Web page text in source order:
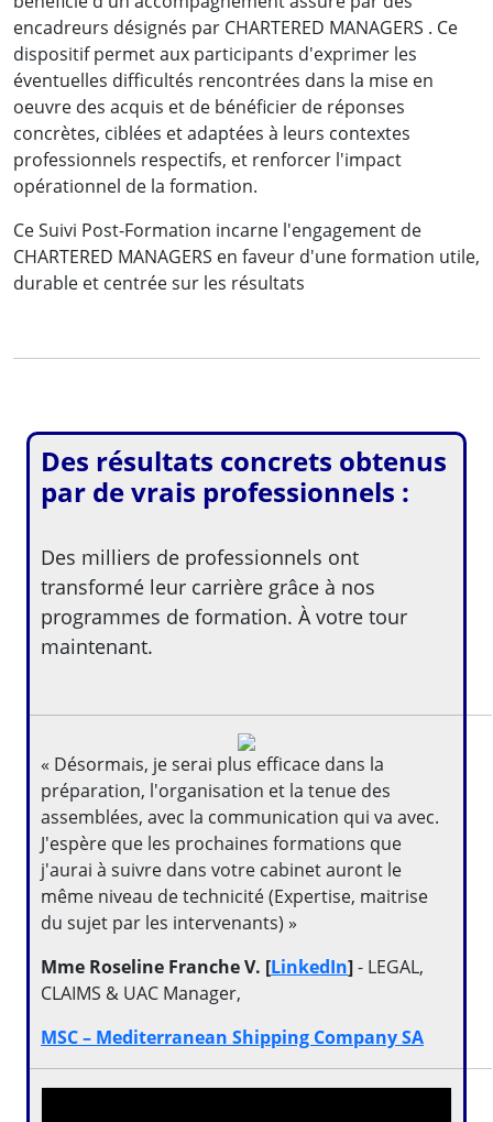
encadreurs désignés par CHARTERED MANAGERS . Ce
dispositif permet aux participants d'exprimer les
éventuelles difficultés rencontrées dans la mise en
oeuvre des acquis et de bénéficier de réponses
concrètes, ciblées et adaptées à leurs contextes
professionnels respectifs, et renforcer l'impact
opérationnel de la formation.
Ce Suivi Post-Formation incarne l'engagement de
CHARTERED MANAGERS en faveur d'une formation utile,
durable et centrée sur les résultats
Des résultats concrets obtenus
par de vrais professionnels :
Des milliers de professionnels ont
transformé leur carrière grâce à nos
programmes de formation. À votre tour
maintenant.
« Désormais, je serai plus efficace dans la
préparation, l'organisation et la tenue des
assemblées, avec la communication qui va avec.
J'espère que les prochaines formations que
j'aurai à suivre dans votre cabinet auront le
même niveau de technicité (Expertise, maitrise
du sujet par les intervenants) »
Mme Roseline Franche V. [LinkedIn]- LEGAL,
CLAIMS & UAC Manager,
MSC – Mediterranean Shipping Company SA